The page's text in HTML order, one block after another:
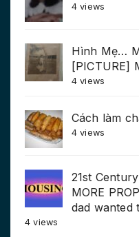
4 views
Hình Mẹ…
[PICTURE]
4 views
Cách làm
4 views
21st
MORE
dad wanted
4 views